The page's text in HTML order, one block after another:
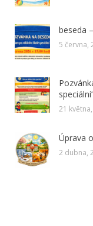
beseda
5 června,
21
Úprava
2 dubna,